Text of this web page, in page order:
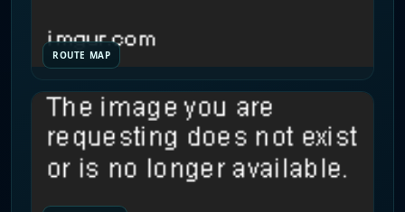
ROUTE MAP